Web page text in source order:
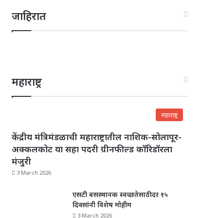
जाहिरात
महाराष्ट्र
महाराष्ट्र
केंद्रीय मंत्रिमंडळाची महाराष्ट्रातील नाशिक-सोलापूर-
अक्कलकोट या सहा पदरी ग्रीनफील्ड कॉरिडॉरला
मंजुरी
3 March 2026
एसटी बसस्थानक स्वच्छतेसाठी दर १५
दिवसांनी विशेष मोहीम
3 March 2026